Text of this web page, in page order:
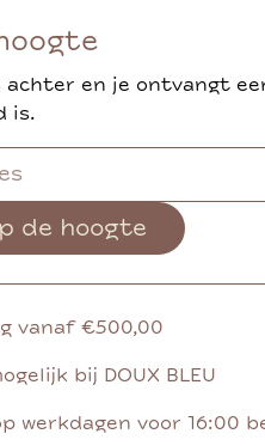
achter en je ontvangt
is.
de hoogte
vanaf €500,00
bij DOUX BLEU
werkdagen voor 16:00